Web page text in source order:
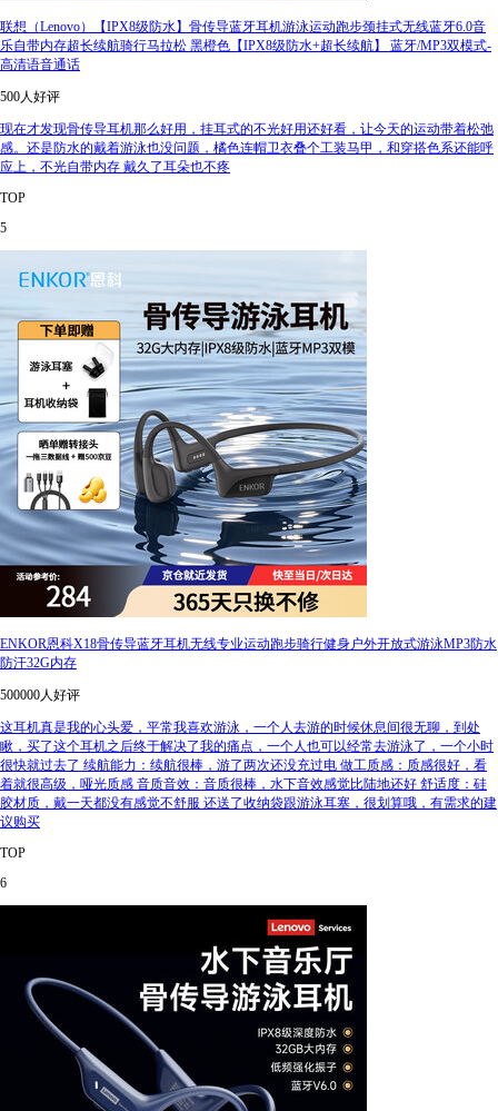
联想（Lenovo）【IPX8级防水】骨传导蓝牙耳机游泳运动跑步颈挂式无线蓝牙6.0音
乐自带内存超长续航骑行马拉松 黑橙色【IPX8级防水+超长续航】 蓝牙/MP3双模式-
高清语音通话
500人好评
现在才发现骨传导耳机那么好用，挂耳式的不光好用还好看，让今天的运动带着松弛
感。还是防水的戴着游泳也没问题，橘色连帽卫衣叠个工装马甲，和穿搭色系还能呼
应上，不光自带内存 戴久了耳朵也不疼
TOP
5
ENKOR恩科X18骨传导蓝牙耳机无线专业运动跑步骑行健身户外开放式游泳MP3防水
防汗32G内存
500000人好评
这耳机真是我的心头爱，平常我喜欢游泳，一个人去游的时候休息间很无聊，到处
瞅，买了这个耳机之后终于解决了我的痛点，一个人也可以经常去游泳了，一个小时
很快就过去了 续航能力：续航很棒，游了两次还没充过电 做工质感：质感很好，看
着就很高级，哑光质感 音质音效：音质很棒，水下音效感觉比陆地还好 舒适度：硅
胶材质，戴一天都没有感觉不舒服 还送了收纳袋跟游泳耳塞，很划算哦，有需求的建
议购买
TOP
6